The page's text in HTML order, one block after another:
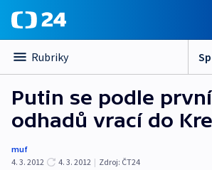
Rubriky
Putin se podle
odhadů vrací do
muf
4. 3. 2012
4. 3. 2012 | Zdroj: ČT24